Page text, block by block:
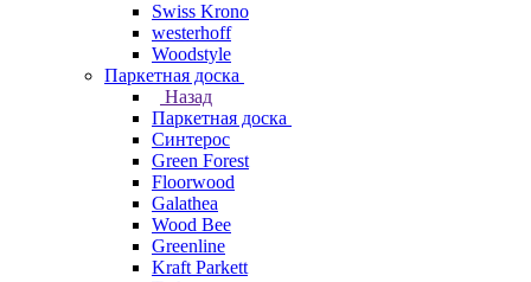
Swiss Krono
westerhoff
Woodstyle
Паркетная доска
Назад
Паркетная доска
Синтерос
Green Forest
Floorwood
Galathea
Wood Bee
Greenline
Kraft Parkett